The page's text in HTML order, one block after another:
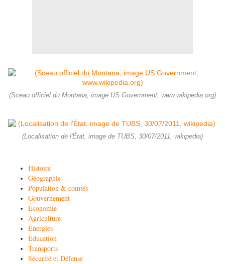
(Sceau officiel du Montana, image US Government, www.wikipedia.org)
(Localisation de l'État, image de TUBS, 30/07/2011, wikipedia)
Histoire
Géographie
Population & comtés
Gouvernement
Économie
Agriculture
Énergies
Éducation
Transports
Sécurité et Défense